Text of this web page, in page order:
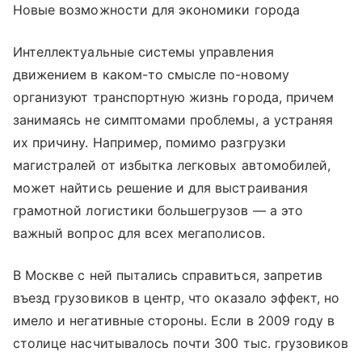
Новые возможности для экономики города
Интеллектуальные системы управления
движением в каком-то смысле по-новому
организуют транспортную жизнь города, причем
занимаясь не симптомами проблемы, а устраняя
их причину. Например, помимо разгрузки
магистралей от избытка легковых автомобилей,
может найтись решение и для выстраивания
грамотной логистики большегрузов — а это
важный вопрос для всех мегаполисов.
В Москве с ней пытались справиться, запретив
въезд грузовиков в центр, что оказало эффект, но
имело и негативные стороны. Если в 2009 году в
столице насчитывалось почти 300 тыс. грузовиков